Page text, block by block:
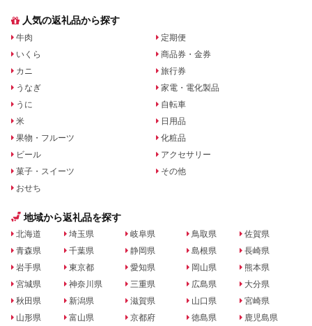
人気の返礼品から探す
牛肉
いくら
カニ
うなぎ
うに
米
果物・フルーツ
ビール
菓子・スイーツ
おせち
定期便
商品券・金券
旅行券
家電・電化製品
自転車
日用品
化粧品
アクセサリー
その他
地域から返礼品を探す
北海道
青森県
岩手県
宮城県
秋田県
山形県
埼玉県
千葉県
東京都
神奈川県
新潟県
富山県
岐阜県
静岡県
愛知県
三重県
滋賀県
京都府
鳥取県
島根県
岡山県
広島県
山口県
徳島県
佐賀県
長崎県
熊本県
大分県
宮崎県
鹿児島県